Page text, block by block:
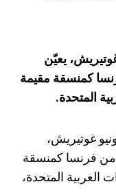
غوتيريش، يعيّن
كمنسقة مقيمة
المتحدة.
غوتيريش،
من فرنسا كمنسقة
العربية المتحدة،